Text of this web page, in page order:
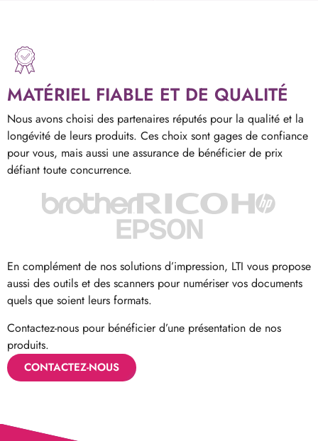
MATÉRIEL FIABLE ET DE QUALITÉ
Nous avons choisi des partenaires réputés pour la qualité et la
longévité de leurs produits. Ces choix sont gages de confiance
pour vous, mais aussi une assurance de bénéficier de prix
défiant toute concurrence.
En complément de nos solutions d’impression, LTI vous propose
aussi des outils et des scanners pour numériser vos documents
quels que soient leurs formats.
Contactez-nous pour bénéficier d’une présentation de nos
produits.
CONTACTEZ-NOUS